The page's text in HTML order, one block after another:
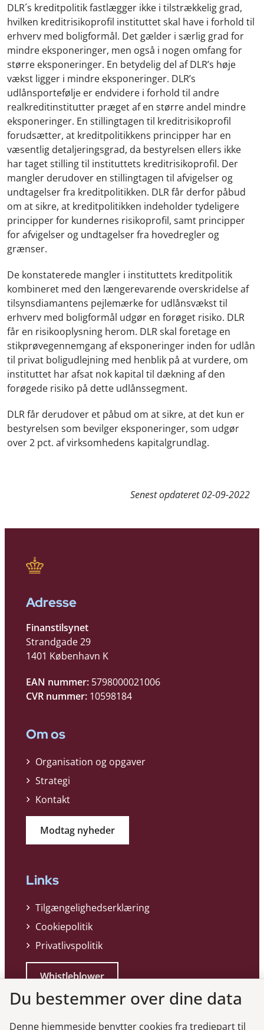
DLR´s kreditpolitik fastlægger ikke i tilstrækkelig grad,
hvilken kreditrisikoprofil instituttet skal have i forhold til
erhverv med boligformål. Det gælder i særlig grad for
mindre eksponeringer, men også i nogen omfang for
større eksponeringer. En betydelig del af DLR’s høje
vækst ligger i mindre eksponeringer. DLR’s
udlånsportefølje er endvidere i forhold til andre
realkreditinstitutter præget af en større andel mindre
eksponeringer. En stillingtagen til kreditrisikoprofil
forudsætter, at kreditpolitikkens principper har en
væsentlig detaljeringsgrad, da bestyrelsen ellers ikke
har taget stilling til instituttets kreditrisikoprofil. Der
mangler derudover en stillingtagen til afvigelser og
undtagelser fra kreditpolitikken. DLR får derfor påbud
om at sikre, at kreditpolitikken indeholder tydeligere
principper for kundernes risikoprofil, samt principper
for afvigelser og undtagelser fra hovedregler og
grænser.
De konstaterede mangler i instituttets kreditpolitik
kombineret med den længerevarende overskridelse af
tilsynsdiamantens pejlemærke for udlånsvækst til
erhverv med boligformål udgør en forøget risiko. DLR
får en risikooplysning herom. DLR skal foretage en
stikprøvegennemgang af eksponeringer inden for udlån
til privat boligudlejning med henblik på at vurdere, om
instituttet har afsat nok kapital til dækning af den
forøgede risiko på dette udlånssegment.
DLR får derudover et påbud om at sikre, at det kun er
bestyrelsen som bevilger eksponeringer, som udgør
over 2 pct. af virksomhedens kapitalgrundlag.
Senest opdateret02-09-2022
Adresse
Finanstilsynet
Strandgade 29
1401 København K
EAN nummer: 5798000021006
CVR nummer: 10598184
Om os
Organisation og opgaver
Strategi
Kontakt
Modtag nyheder
Links
Tilgængelighedserklæring
Cookiepolitik
Privatlivspolitik
Whistleblower
Du bestemmer over dine data
Denne hjemmeside benytter cookies fra tredjepart til